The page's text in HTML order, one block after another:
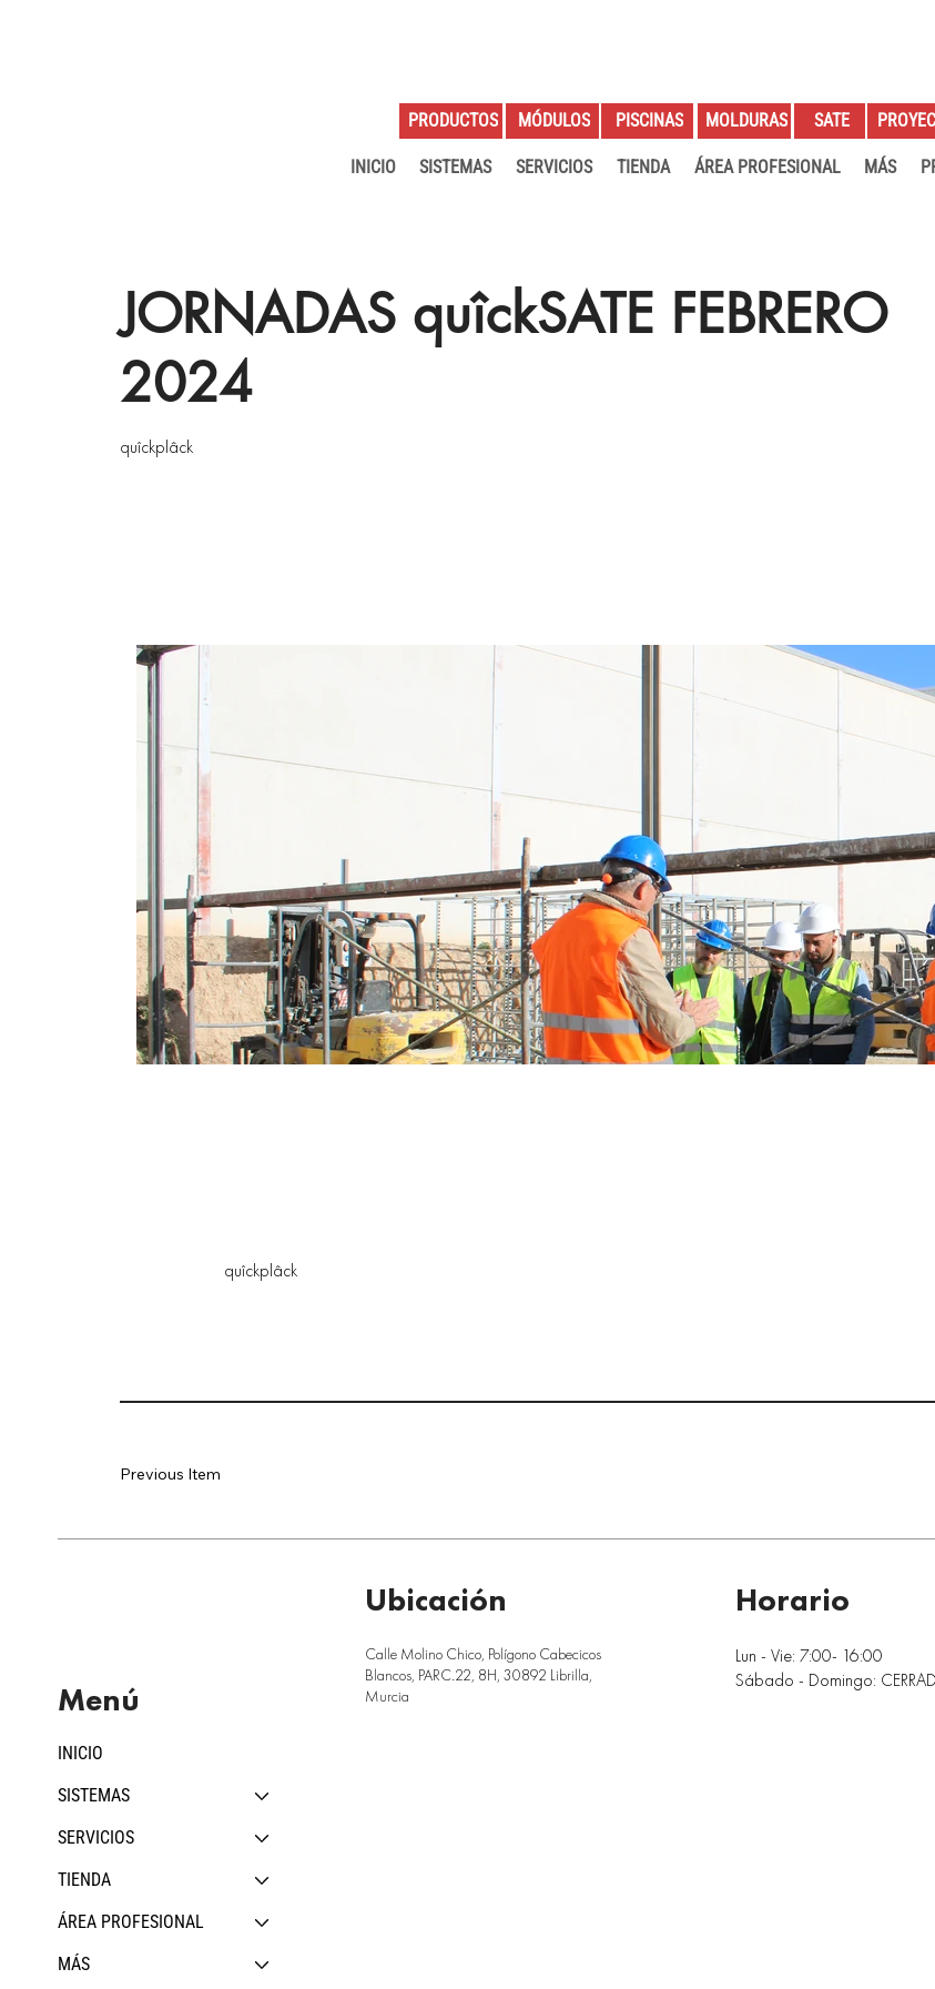
INICIO SISTEMAS SERVICIOS TIENDA ÁREA PROFESIONAL MÁS
PRODUCTOS MÓDULOS PISCINAS MOLDURAS SATE
JORNADAS quîckSATE FEBRERO
2024
quîckplâck
quîckplâck
Previous Item
INICIO
SISTEMAS
SERVICIOS
TIENDA
ÁREA PROFESIONAL
MÁS
Menú
Ubicación
Calle Molino Chico, Polígono Cabecicos
Blancos, PARC.22, 8H, 30892 Librilla,
Murcia
Lun - Vie: 7:00- 16:00
Sábado - Domingo:
Horario